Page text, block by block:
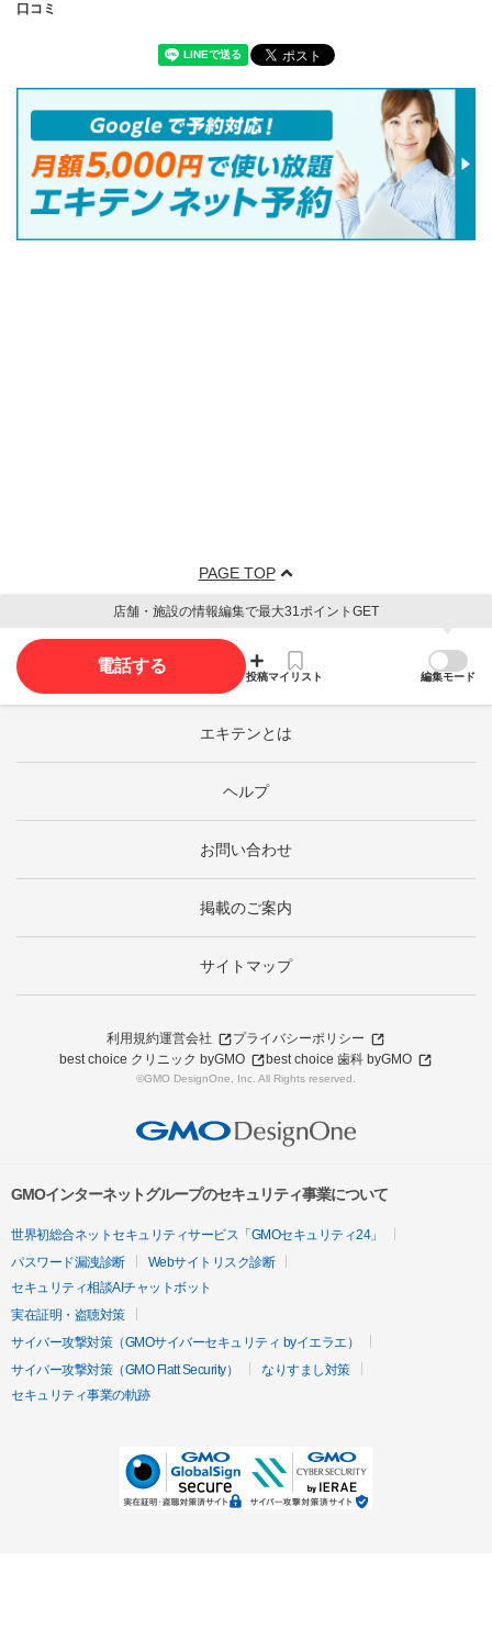
口コミ
PAGE TOP
店舗・施設の情報編集で最大31ポイントGET
電話する
投稿マイリスト 編集モード
エキテンとは
ヘルプ
お問い合わせ
掲載のご案内
サイトマップ
利用規約運営会社
プライバシーポリシー
best choice クリニック byGMO
best choice 歯科 byGMO
©GMO DesignOne, Inc. All Rights reserved.
GMOインターネットグループのセキュリティ事業について
世界初総合ネットセキュリティサービス「GMOセキュリティ24」
パスワード漏洩診断
Webサイトリスク診断
セキュリティ相談AIチャットボット
実在証明・盗聴対策
サイバー攻撃対策（GMOサイバーセキュリティ byイエラエ）
サイバー攻撃対策（GMO Flatt Security）
なりすまし対策
セキュリティ事業の軌跡